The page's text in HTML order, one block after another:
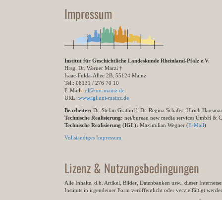
Impressum
Institut für Geschichtliche Landeskunde Rheinland-Pfalz e.V.
Hrsg. Dr. Werner Marzi †
Isaac-Fulda-Allee 2B, 55124 Mainz
Tel.: 06131 / 276 70 10
E-Mail: igl@uni-mainz.de
URL: www.igl.uni-mainz.de
Bearbeiter: Dr. Stefan Grathoff, Dr. Regina Schäfer, Ulrich
Technische Realisierung: net/bureau new media services GmbH &
Technische Realisierung (IGL): Maximilian Wegner (E-Mail)
Vollständiges Impressum
Lizenz & Nutzungsbedingungen
Alle Inhalte, d.h. Artikel, Bilder, Datenbanken usw., dieser
Instituts in irgendeiner Form veröffentlicht oder vervielfältigt